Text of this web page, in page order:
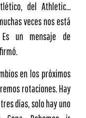
del Athletic…
veces nos está
un mensaje de
en los próximos
rotaciones. Hay
días, solo hay uno